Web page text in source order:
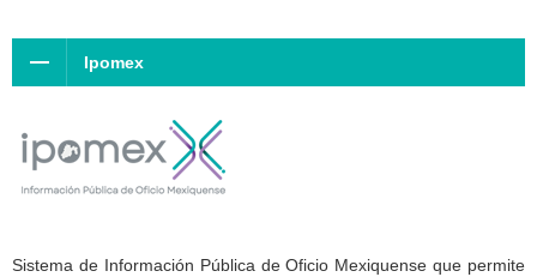
Ipomex
Sistema de Información Pública de Oficio Mexiquense que permite